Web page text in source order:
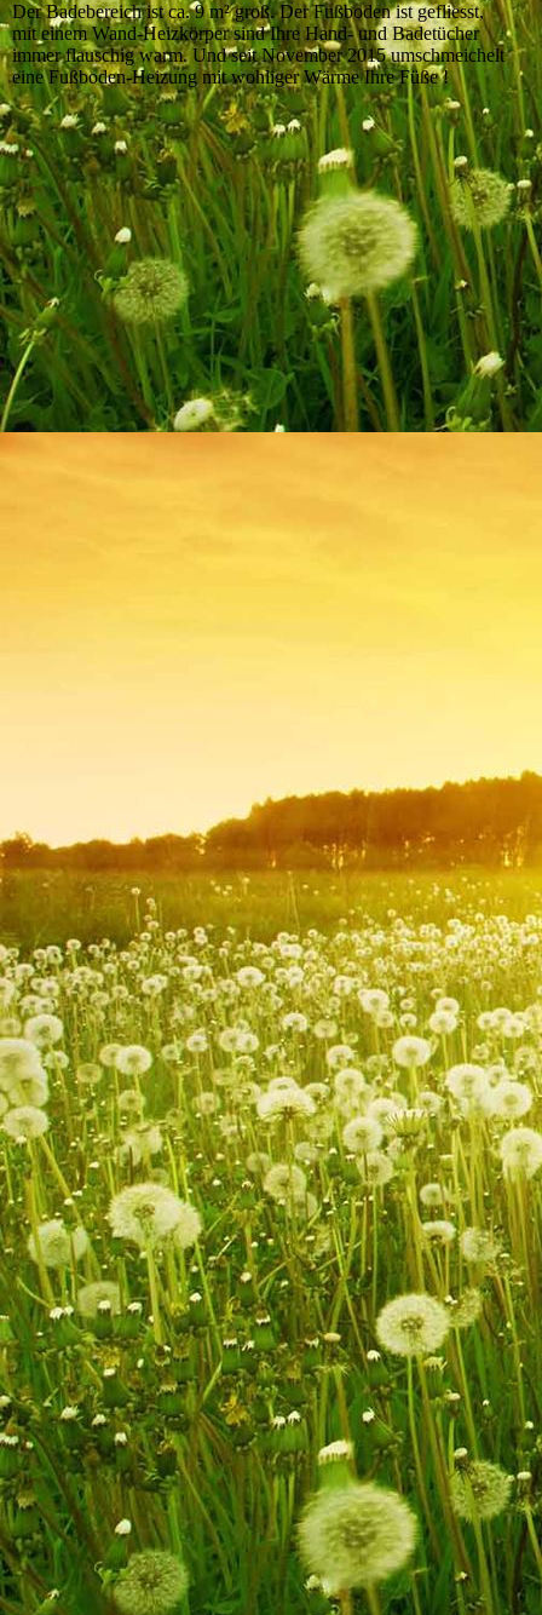
Der Badebereich ist ca. 9 m² groß. Der Fußboden ist gefliesst,
mit einem Wand-Heizkörper sind Ihre Hand- und Badetücher
immer flauschig warm. Und seit November 2015 umschmeichelt
eine Fußboden-Heizung mit wohliger Wärme Ihre Füße !
Badezimmer
Badezimmer